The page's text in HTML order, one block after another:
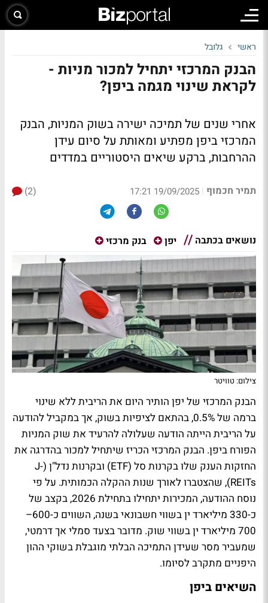
ראשי גלובל
הבנק המרכזי יתחיל למכור מניות -
לקראת שינוי מגמה ביפן?
אחרי שנים של תמיכה ישירה בשוק המניות, הבנק
המרכזי ביפן מפתיע ומאותת על סיום עידן
ההרחבות, ברקע שיאים היסטוריים במדדים
תמיר חכמוף |
19/09/2025 17:21
(2)
נושאים בכתבה יפן בנק מרכזי
צילום: טוויטר
הבנק המרכזי של יפן הותיר היום את הריבית ללא שינוי
ברמה של 0.5%, בהתאם לציפיות בשוק, אך במקביל להודעה
על הריבית הייתה הודעה שעלולה להרעיד את שוק המניות
הפורח ביפן. הבנק המרכזי הכריז שיתחיל למכור בהדרגה את
החזקות הענק שלו בקרנות סל (ETF) ובקרנות נדל"ן (J-
REITs), שהצטברו לאורך שנות ההקלה הכמותית. על פי
נוסח ההודעה, המכירות יתחילו בתחילת 2026, בקצב של
כ-330 מיליארד ין בשווי חשבונאי בשנה, השווים כ-600–
700 מיליארד ין בשווי שוק. מדובר בצעד סמלי אך דרמטי,
שמעביר מסר שעידן התמיכה הבלתי מוגבלת בשוקי ההון
היפניים מתקרב לסיומו.
השיאים ביפן